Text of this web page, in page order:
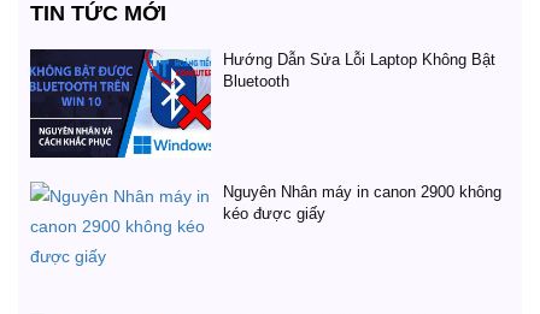
TIN TỨC MỚI
Hướng Dẫn Sửa Lỗi Laptop Không Bật
Bluetooth
Nguyên Nhân máy in canon 2900 không
kéo được giấy